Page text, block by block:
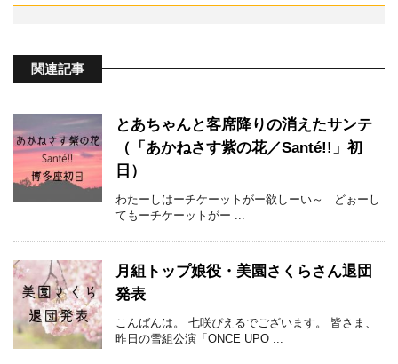
関連記事
とあちゃんと客席降りの消えたサンテ
（「あかねさす紫の花／Santé!!」初
日）
わたーしはーチケーットがー欲しーい～ どぉーし
てもーチケーットがー ...
月組トップ娘役・美園さくらさん退団
発表
こんばんは。 七咲ぴえるでございます。 皆さま、
昨日の雪組公演「ONCE UPO ...